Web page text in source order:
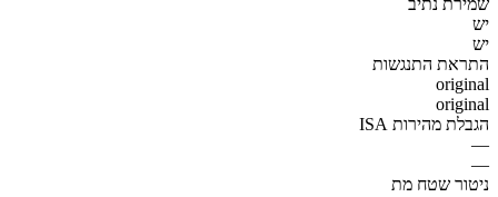
יש
יש
התראת התנגשות
original
original
הגבלת מהירות ISA
—
—
ניטור שטח מת